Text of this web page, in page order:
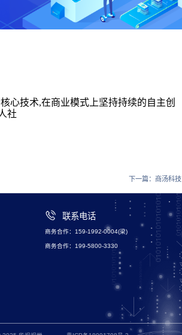
心技术,在商业模式上坚持持续的自主创
社
下一篇： 商汤科技
联系电话
商务合作：159-1992-0004(梁)
商务合作：199-5800-3330